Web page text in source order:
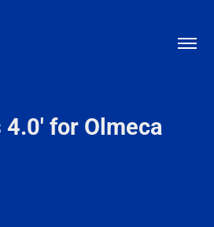
for Olmeca